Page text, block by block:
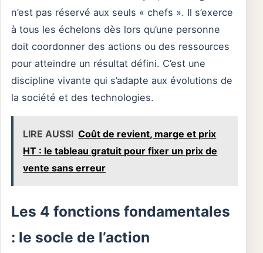
n’est pas réservé aux seuls « chefs ». Il s’exerce
à tous les échelons dès lors qu’une personne
doit coordonner des actions ou des ressources
pour atteindre un résultat défini. C’est une
discipline vivante qui s’adapte aux évolutions de
la société et des technologies.
LIRE AUSSI Coût de revient, marge et prix
HT : le tableau gratuit pour fixer un prix de
vente sans erreur
Les 4 fonctions fondamentales
: le socle de l’action